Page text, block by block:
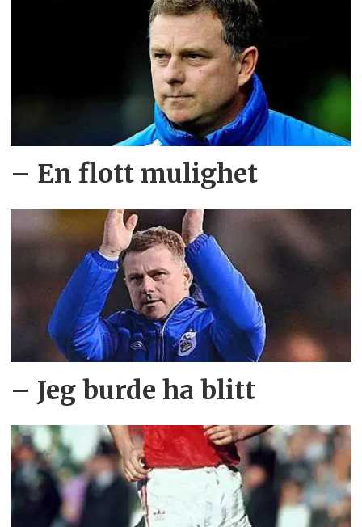
– En flott mulighet
– Jeg burde ha blitt